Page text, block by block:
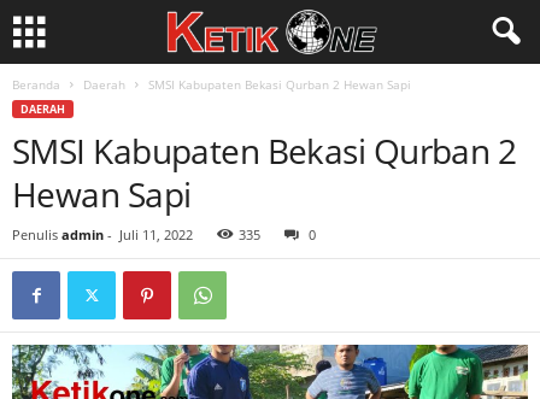
Beranda Daerah SMSI Kabupaten Bekasi Qurban 2 Hewan Sapi
DAERAH
SMSI Kabupaten Bekasi Qurban 2
Hewan Sapi
Penulis admin - Juli 11, 2022 335 0